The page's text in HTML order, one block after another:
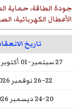
جودة الطاقة، حماية
الأعطال الكهربائية،
تاريخ
27 سبتمبر–01 أكتوبر 2026
22–26 نوفمبر 2026
20–24 ديسمبر 2026